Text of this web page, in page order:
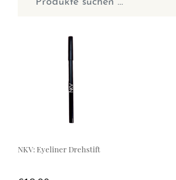
NKV: Eyeliner Drehstift